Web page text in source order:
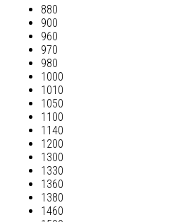
880
900
960
970
980
1000
1010
1050
1100
1140
1200
1300
1330
1360
1380
1460